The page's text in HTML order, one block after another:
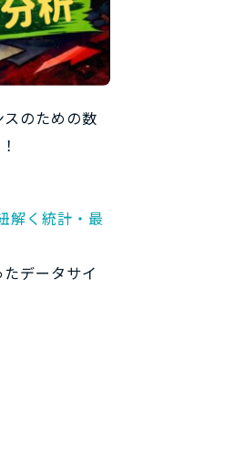
のための数
解く統計・最
データサイ